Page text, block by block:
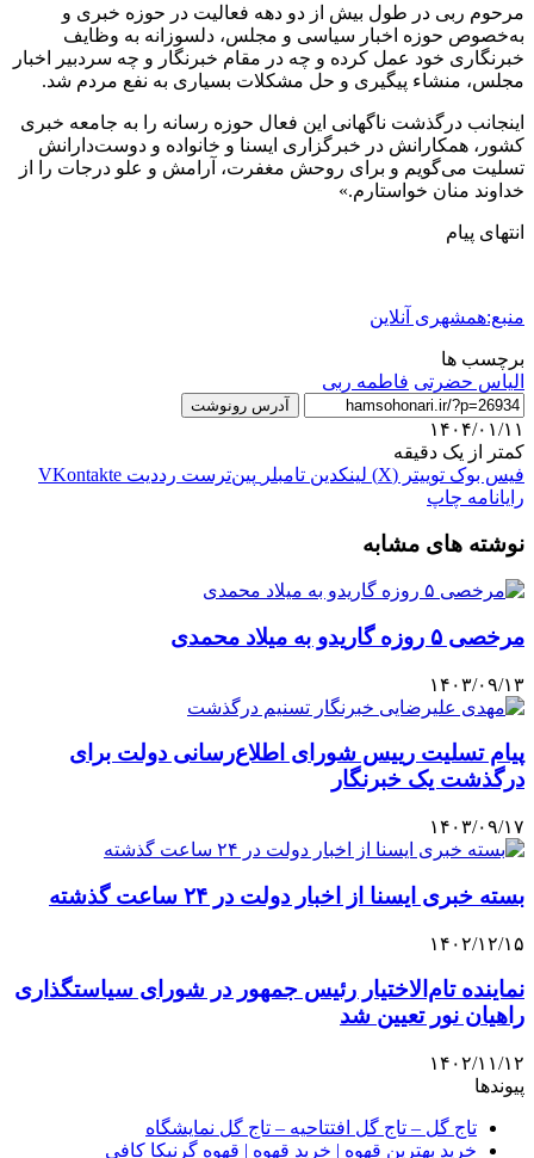
مرحوم ربی در طول بیش از دو دهه فعالیت در حوزه خبری و
به‌خصوص حوزه اخبار سیاسی و مجلس، دلسوزانه به وظایف
خبرنگاری خود عمل کرده و چه در مقام خبرنگار و چه سردبیر اخبار
مجلس، منشاء پیگیری و حل مشکلات بسیاری به نفع مردم شد.
اینجانب درگذشت ناگهانی این فعال حوزه رسانه را به جامعه خبری
کشور، همکارانش در خبرگزاری ایسنا و خانواده و دوست‌دارانش
تسلیت می‌گویم و برای روحش مغفرت، آرامش و علو درجات را از
خداوند منان خواستارم.»
انتهای پیام
منبع:همشهری آنلاین
برچسب ها
الیاس حضرتی فاطمه ربی
آدرس رونوشت
۱۴۰۴/۰۱/۱۱
کمتر از یک دقیقه
فیس بوک توییتر (X) لینکدین ‫تامبلر ‫پین‌ترست ‫رددیت ‫VKontakte
رایانامه چاپ
نوشته های مشابه
مرخصی ۵ روزه گاریدو به میلاد محمدی
۱۴۰۳/۰۹/۱۳
پیام تسلیت رییس شورای اطلاع‌رسانی دولت برای
درگذشت یک خبرنگار
۱۴۰۳/۰۹/۱۷
بسته خبری ایسنا از اخبار دولت در ۲۴ ساعت گذشته
۱۴۰۲/۱۲/۱۵
نماینده تام‌الاختیار رئیس جمهور در شورای سیاستگذاری
راهیان نور تعیین شد
۱۴۰۲/۱۱/۱۲
پیوندها
تاج گل – تاج گل افتتاحیه – تاج گل نمایشگاه
خرید بهترین قهوه | خرید قهوه | قهوه گرنیکا کافی